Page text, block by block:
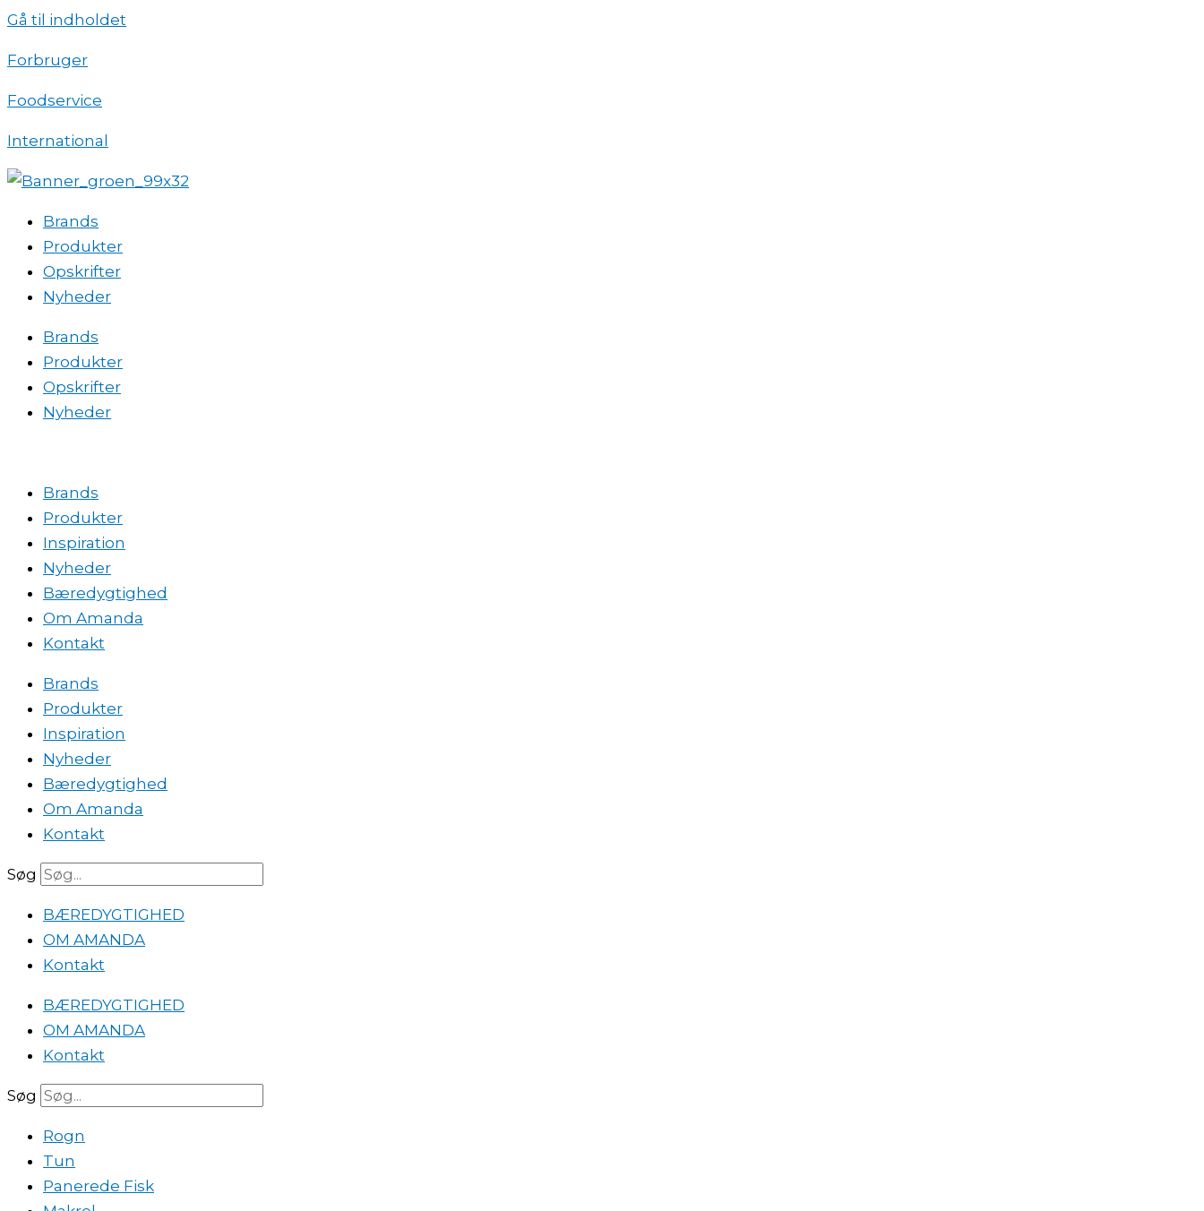
Gå til indholdet
Forbruger
Foodservice
International
Brands
Produkter
Opskrifter
Nyheder
Brands
Produkter
Opskrifter
Nyheder
Brands
Produkter
Inspiration
Nyheder
Bæredygtighed
Om Amanda
Kontakt
Brands
Produkter
Inspiration
Nyheder
Bæredygtighed
Om Amanda
Kontakt
Søg
BÆREDYGTIGHED
OM AMANDA
Kontakt
BÆREDYGTIGHED
OM AMANDA
Kontakt
Søg
Rogn
Tun
Panerede Fisk